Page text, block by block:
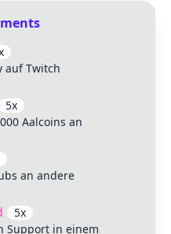
auf Twitch
5x
Aalcoins an
an andere
5x
Support in einem